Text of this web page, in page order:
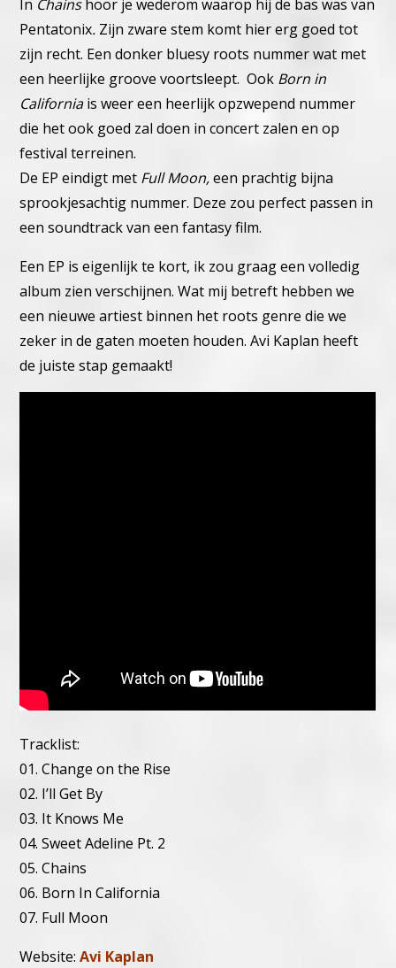
In Chains hoor je wederom waarop hij de bas was van
Pentatonix. Zijn zware stem komt hier erg goed tot
zijn recht. Een donker bluesy roots nummer wat met
een heerlijke groove voortsleept. Ook Born in
Californiais weer een heerlijk opzwepend nummer
die het ook goed zal doen in concert zalen en op
festival terreinen.
De EP eindigt met Full Moon,een prachtig bijna
sprookjesachtig nummer. Deze zou perfect passen in
een soundtrack van een fantasy film.
Een EP is eigenlijk te kort, ik zou graag een volledig
album zien verschijnen. Wat mij betreft hebben we
een nieuwe artiest binnen het roots genre die we
zeker in de gaten moeten houden. Avi Kaplan heeft
de juiste stap gemaakt!
Tracklist:
01. Change on the Rise
02. I’ll Get By
03. It Knows Me
04. Sweet Adeline Pt. 2
05. Chains
06. Born In California
07. Full Moon
Website:Avi Kaplan